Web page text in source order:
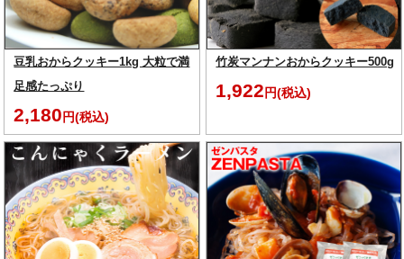
豆乳おからクッキー1kg 大粒で満
足感たっぷり
2,180 円(税込)
竹炭マンナンおからクッキー500g
1,922 円(税込)